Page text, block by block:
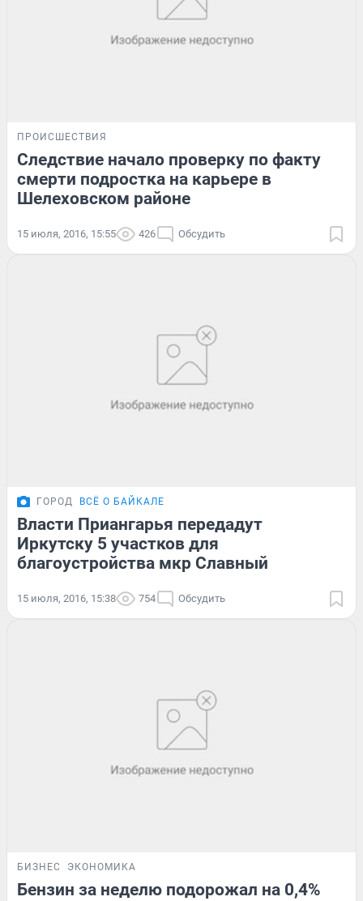
ПРОИСШЕСТВИЯ
Следствие начало проверку по факту
смерти подростка на карьере в
Шелеховском районе
15 июля, 2016, 15:55 426 Обсудить
ГОРОД ВСЁ О БАЙКАЛЕ
Власти Приангарья передадут
Иркутску 5 участков для
благоустройства мкр Славный
15 июля, 2016, 15:38 754 Обсудить
БИЗНЕС ЭКОНОМИКА
Бензин за неделю подорожал на 0,4%